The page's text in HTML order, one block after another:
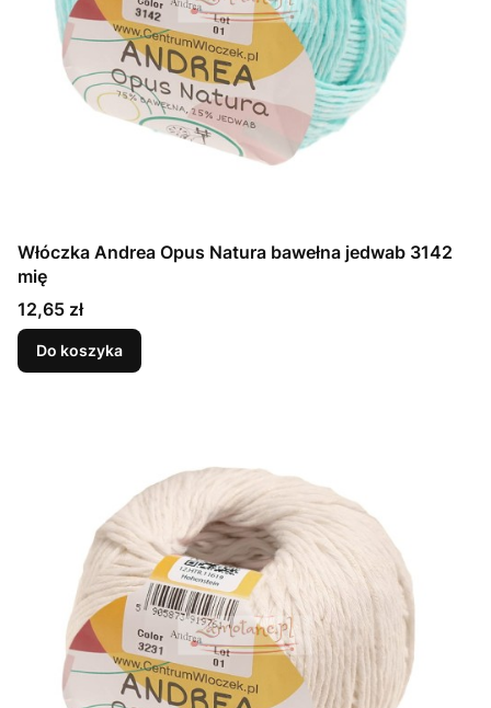
Włóczka Andrea Opus Natura bawełna jedwab 3142
mię
Cena
12,65 zł
Do koszyka